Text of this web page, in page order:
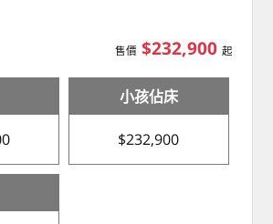
售價 $232,900 起
小孩佔床
$232,900